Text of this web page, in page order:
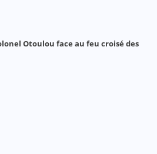
Otoulou face au feu croisé des